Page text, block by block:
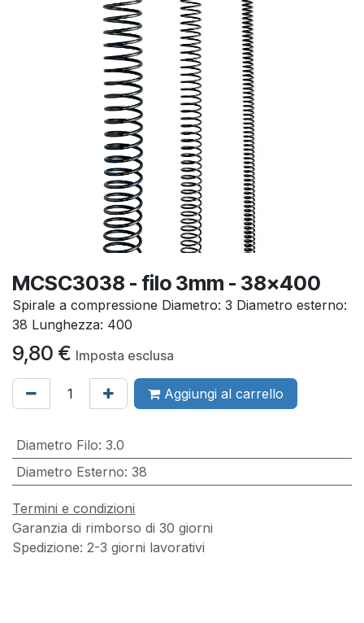
MCSC3038 - filo 3mm - 38x400
Spirale a compressione Diametro: 3 Diametro esterno:
38 Lunghezza: 400
9,80 € Imposta esclusa
Aggiungi al carrello
Diametro Filo: 3.0
Diametro Esterno: 38
Termini e condizioni
Garanzia di rimborso di 30 giorni
Spedizione: 2-3 giorni lavorativi